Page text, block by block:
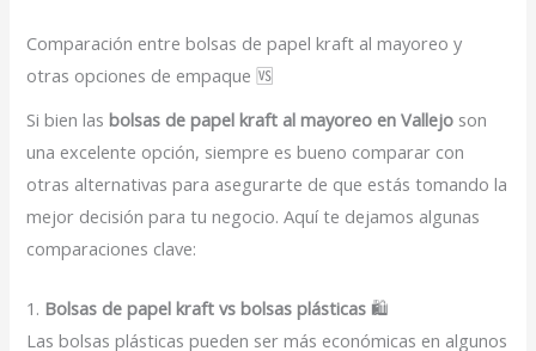
Comparación entre bolsas de papel kraft al mayoreo y
otras opciones de empaque 🆚
Si bien lasbolsas de papel kraft al mayoreo en Vallejo son
una excelente opción, siempre es bueno comparar con
otras alternativas para asegurarte de que estás tomando la
mejor decisión para tu negocio. Aquí te dejamos algunas
comparaciones clave:
1. Bolsas de papel kraft vs bolsas plásticas 🛍️
Las bolsas plásticas pueden ser más económicas en algunos